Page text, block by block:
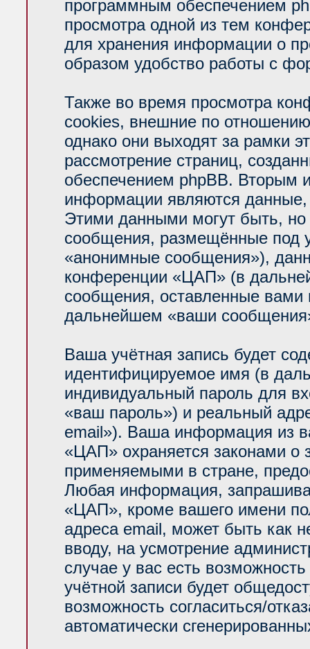
программным обеспечением
просмотра одной из тем
для хранения информации о
образом удобство работы с
Также во время просмотра
cookies, внешние по
однако они выходят за рамки
рассмотрение страниц,
обеспечением phpBB. Вторым
информации являются
Этими данными могут быть,
сообщения, размещённые под
«анонимные сообщения»),
конференции «ЦАП» (в
сообщения, оставленные вами
дальнейшем «ваши
Ваша учётная запись будет
идентифицируемое имя (в
индивидуальный пароль для
«ваш пароль») и реальный
email»). Ваша информация из
«ЦАП» охраняется законами
применяемыми в стране,
Любая информация,
«ЦАП», кроме вашего имени
адреса email, может быть как
вводу, на усмотрение
случае у вас есть
учётной записи будет
возможность согласиться/
автоматически